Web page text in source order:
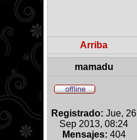
Arriba
mamadu
Registrado: Jue, 26
Sep 2013, 08:24
Mensajes: 404